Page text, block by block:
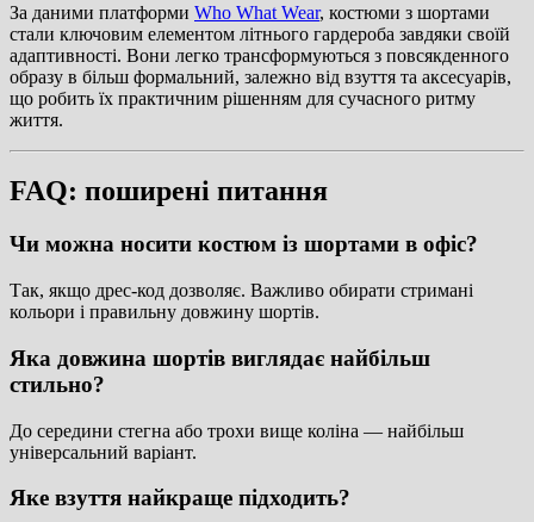
За даними платформи Who What Wear, костюми з шортами
стали ключовим елементом літнього гардероба завдяки своїй
адаптивності. Вони легко трансформуються з повсякденного
образу в більш формальний, залежно від взуття та аксесуарів,
що робить їх практичним рішенням для сучасного ритму
життя.
FAQ: поширені питання
Чи можна носити костюм із шортами в офіс?
Так, якщо дрес-код дозволяє. Важливо обирати стримані
кольори і правильну довжину шортів.
Яка довжина шортів виглядає найбільш
стильно?
До середини стегна або трохи вище коліна — найбільш
універсальний варіант.
Яке взуття найкраще підходить?